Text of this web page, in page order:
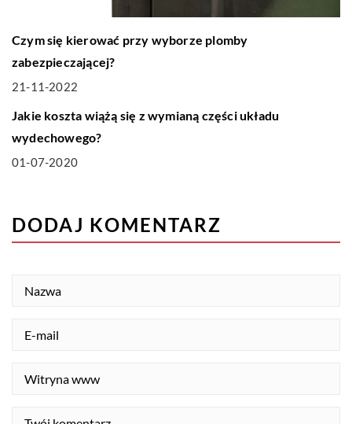
Czym się kierować przy wyborze plomby
zabezpieczającej?
21-11-2022
TECHNIKA I MOTORYZACJA
Jakie koszta wiążą się z wymianą części układu
wydechowego?
01-07-2020
DODAJ KOMENTARZ